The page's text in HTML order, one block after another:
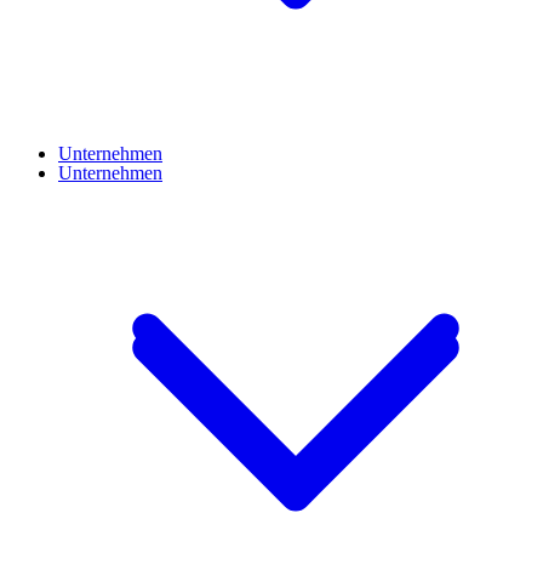
Unternehmen
Unternehmen